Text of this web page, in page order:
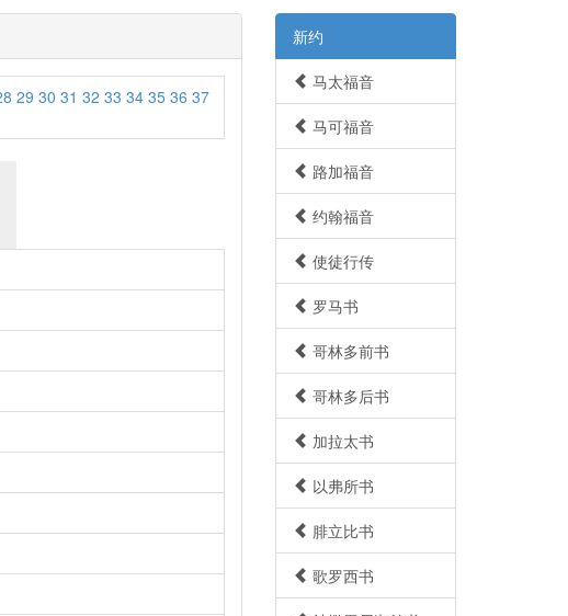
29 30 31 32 33 34 35 36 37
新约
马太福音
马可福音
路加福音
约翰福音
使徒行传
罗马书
哥林多前书
哥林多后书
加拉太书
以弗所书
腓立比书
歌罗西书